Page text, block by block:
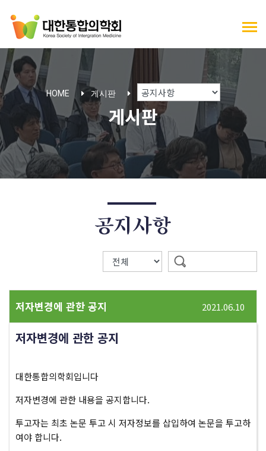
HOME 게시판
게시판
공지사항
저자변경에 관한 공지 2021.06.10
저자변경에 관한 공지
대한통합의학회입니다
저자변경에 관한 내용을 공지합니다.
투고자는 최초 논문 투고 시 저자정보를 삽입하여 논문을 투고하
여야 합니다.